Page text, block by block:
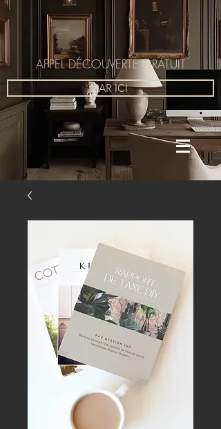
PAR ICI
APPEL DÉCOUVERTE GRATUIT